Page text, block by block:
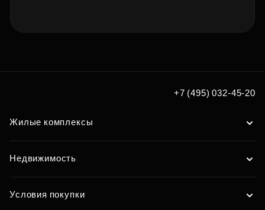
+7 (495) 032-45-20
Жилые комплексы
Недвижимость
Условия покупки